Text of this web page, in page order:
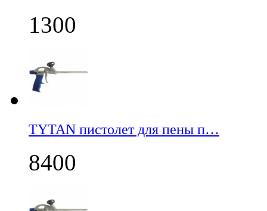
1300
TYTAN пистолет для пены п…
8400